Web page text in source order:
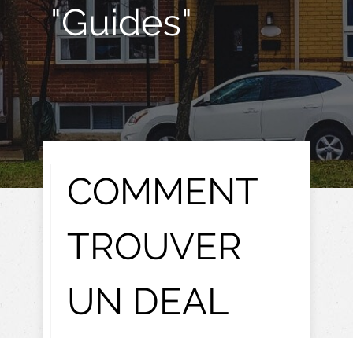
"Guides"
COMMENT
TROUVER
UN DEAL